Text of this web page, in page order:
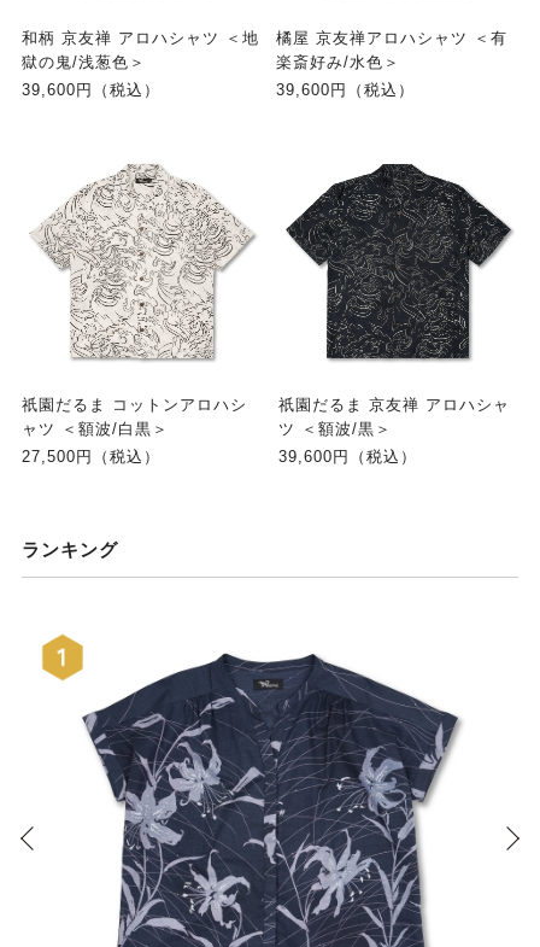
和柄 京友禅 アロハシャツ ＜地
獄の鬼/浅葱色＞
39,600円（税込）
橘屋 京友禅アロハシャツ ＜有
楽斎好み/水色＞
39,600円（税込）
祇園だるま コットンアロハシ
ャツ ＜額波/白黒＞
27,500円（税込）
祇園だるま 京友禅 アロハシャ
ツ ＜額波/黒＞
39,600円（税込）
ランキング